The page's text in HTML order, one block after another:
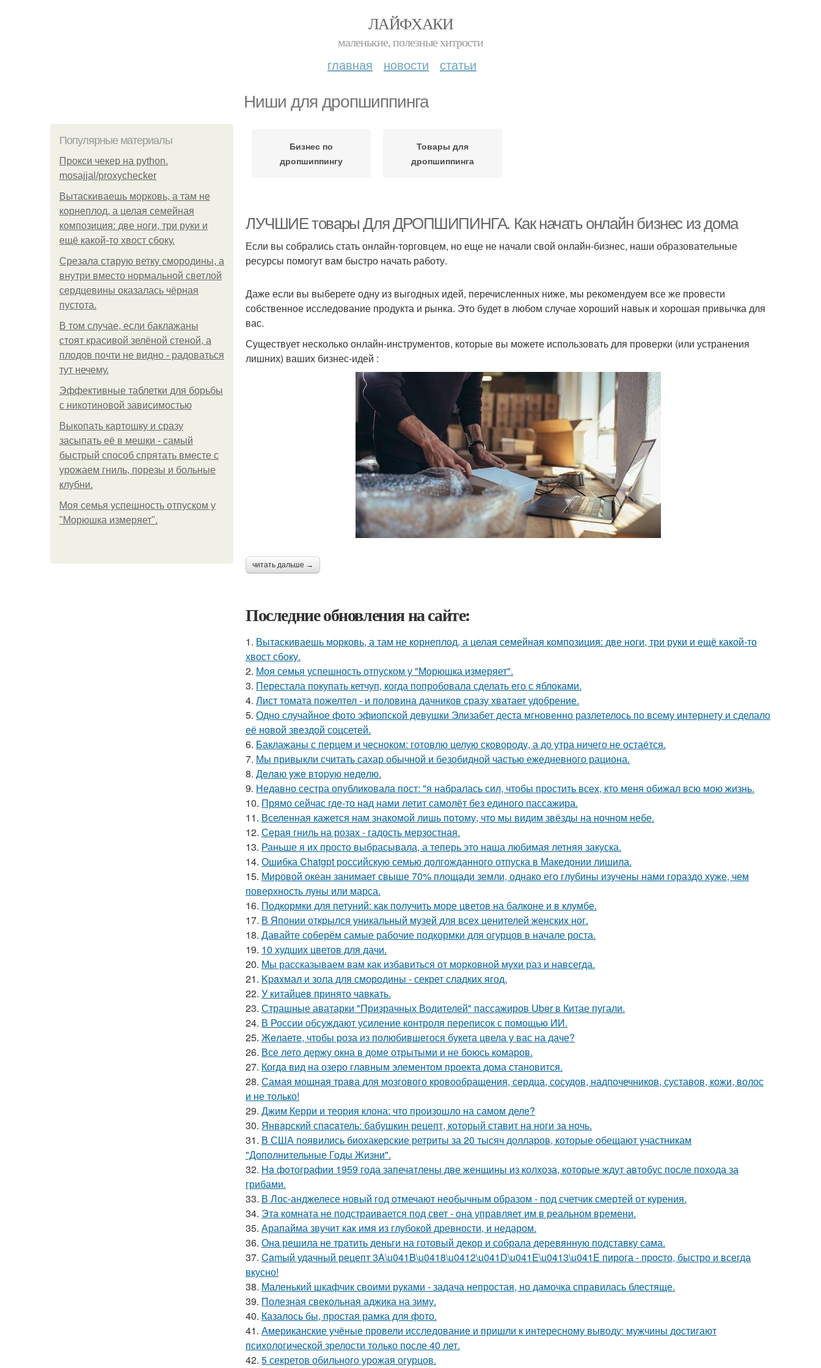
ЛАЙФХАКИ
маленькие, полезные хитрости
главная новости статьи
Ниши для дропшиппинга
Популярные материалы
Прокси чекер на python.
mosajjal/proxychecker
Вытаскиваешь морковь, а там не
корнеплод, а целая семейная
композиция: две ноги, три руки и
ещё какой-то хвост сбоку.
Срезала старую ветку смородины, а
внутри вместо нормальной светлой
сердцевины оказалась чёрная
пустота.
В том случае, если баклажаны
стоят красивой зелёной стеной, а
плодов почти не видно - радоваться
тут нечему.
Эффективные таблетки для борьбы
с никотиновой зависимостью
Выкопать картошку и сразу
засыпать её в мешки - самый
быстрый способ спрятать вместе с
урожаем гниль, порезы и больные
клубни.
Моя семья успешность отпуском у
"Морюшка измеряет".
Бизнес по
дропшиппингу
Товары для
дропшиппинга
ЛУЧШИЕ товары Для ДРОПШИПИНГА. Как начать онлайн бизнес из дома
Если вы собрались стать онлайн-торговцем, но еще не начали свой онлайн-бизнес, наши образовательные
ресурсы помогут вам быстро начать работу.
Даже если вы выберете одну из выгодных идей, перечисленных ниже, мы рекомендуем все же провести
собственное исследование продукта и рынка. Это будет в любом случае хороший навык и хорошая привычка для
вас.
Существует несколько онлайн-инструментов, которые вы можете использовать для проверки (или устранения
лишних) ваших бизнес-идей :
читать дальше →
Последние обновления на сайте:
1. Вытаскиваешь морковь, а там не корнеплод, а целая семейная композиция: две ноги, три руки и ещё какой-то
хвост сбоку.
2. Моя семья успешность отпуском у "Морюшка измеряет".
3. Перестала покупать кетчуп, когда попробовала сделать его с яблоками.
4. Лист томата пожелтел - и половина дачников сразу хватает удобрение.
5. Одно случайное фото эфиопской девушки Элизабет деста мгновенно разлетелось по всему интернету и сделало
её новой звездой соцсетей.
6. Баклажаны с перцем и чесноком: готовлю целую сковороду, а до утра ничего не остаётся.
7. Мы привыкли считать сахар обычной и безобидной частью ежедневного рациона.
8. Дeлaю yжe втopую нeдeлю.
9. Недавно сестра опубликовала пост: "я набралась сил, чтобы простить всех, кто меня обижал всю мою жизнь.
10. Прямо сейчас где-то над нами летит самолёт без единого пассажира.
11. Вселенная кажется нам знакомой лишь потому, что мы видим звёзды на ночном небе.
12. Серая гниль на розах - гадость мерзостная.
13. Раньше я их просто выбрасывала, а теперь это наша любимая летняя закуска.
14. Ошибка Chatgpt российскую семью долгожданного отпуска в Македонии лишила.
15. Мировой океан занимает свыше 70% площади земли, однако его глубины изучены нами гораздо хуже, чем
поверхность луны или марса.
16. Подкормки для петуний: как получить море цветов на балконе и в клумбе.
17. В Японии открылся уникальный музей для всех ценителей женских ног.
18. Давайте соберём самые рабочие подкормки для огурцов в начале роста.
19. 10 худших цветов для дачи.
20. Мы рассказываем вам как избавиться от морковной мухи раз и навсегда.
21. Kpaxмал и зола для смородины - секрет сладких ягод.
22. У китайцев принято чавкать.
23. Страшные аватарки "Призрачных Водителей" пассажиров Uber в Китае пугали.
24. В России обсуждают усиление контроля переписок с помощью ИИ.
25. Жeлаете, чтобы роза из полюбившегося букета цвела у вас на даче?
26. Все лето держу окна в доме отрытыми и не боюсь комаров.
27. Когда вид на озеро главным элементом проекта дома становится.
28. Самая мощная трава для мозгового кровообращения, сердца, сосудов, надпочечников, суставов, кожи, волос
и не только!
29. Джим Керри и теория клона: что произошло на самом деле?
30. Янвapский спacaтель: бабушкин рецепт, который ставит на ноги за ночь.
31. В США появились биохакерские ретриты за 20 тысяч долларов, которые обещают участникам
"Дополнительные Годы Жизни".
32. Ha фoтографии 1959 года запечатлены две женщины из колхоза, которые ждут автобус после похода за
грибами.
33. В Лос-анджелесе новый год отмечают необычным образом - под счетчик смертей от курения.
34. Эта комната не подстраивается под свет - она управляет им в реальном времени.
35. Арапайма звучит как имя из глубокой древности, и недаром.
36. Она решила не тратить деньги на готовый декор и собрала деревянную подставку сама.
37. Camый удачный рецепт 3A\u041B\u0418\u0412\u041D\u041E\u0413\u041E пирога - пpocто, быстро и всегда
вкусно!
38. Маленький шкафчик своими руками - задача непростая, но дамочка справилась блестяще.
39. Полезная свекольная аджика на зиму.
40. Казалось бы, простая рамка для фото.
41. Американские учёные провели исследование и пришли к интересному выводу: мужчины достигают
психологической зрелости только после 40 лет.
42. 5 секретов обильного урожая огурцов.